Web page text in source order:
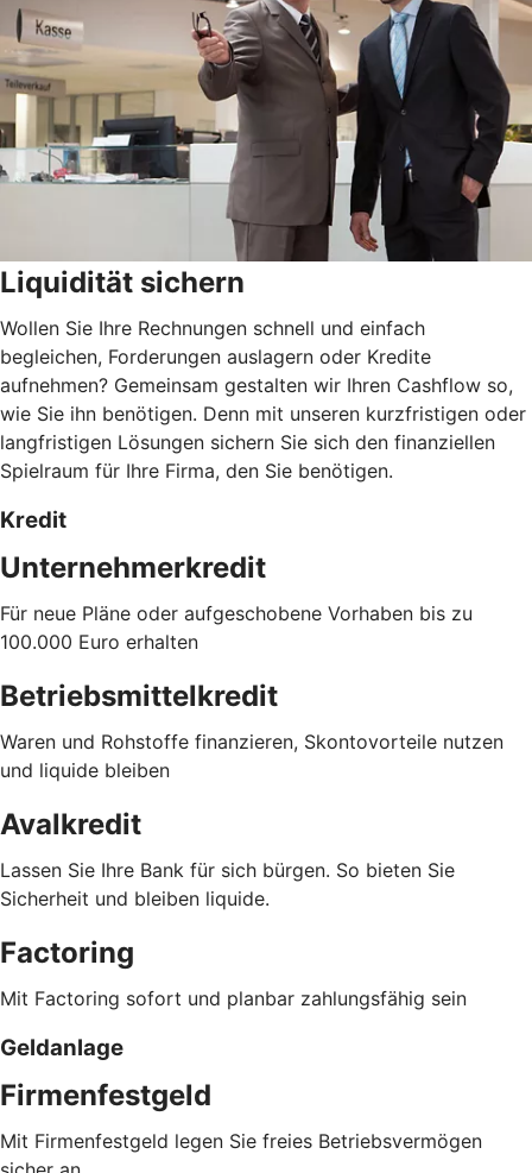
Liquidität sichern
Wollen Sie Ihre Rechnungen schnell und einfach
begleichen, Forderungen auslagern oder Kredite
aufnehmen? Gemeinsam gestalten wir Ihren Cashflow so,
wie Sie ihn benötigen. Denn mit unseren kurzfristigen oder
langfristigen Lösungen sichern Sie sich den finanziellen
Spielraum für Ihre Firma, den Sie benötigen.
Kredit
Unternehmerkredit
Für neue Pläne oder aufgeschobene Vorhaben bis zu
100.000 Euro erhalten
Betriebsmittelkredit
Waren und Rohstoffe finanzieren, Skontovorteile nutzen
und liquide bleiben
Avalkredit
Lassen Sie Ihre Bank für sich bürgen. So bieten Sie
Sicherheit und bleiben liquide.
Factoring
Mit Factoring sofort und planbar zahlungsfähig sein
Geldanlage
Firmenfestgeld
Mit Firmenfestgeld legen Sie freies Betriebsvermögen